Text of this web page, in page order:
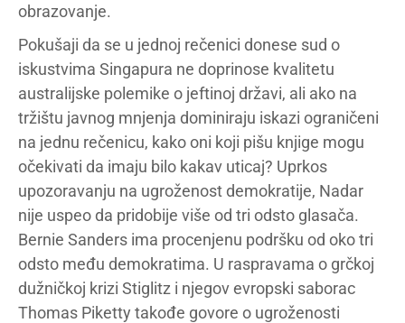
obrazovanje.
Pokušaji da se u jednoj rečenici donese sud o
iskustvima Singapura ne doprinose kvalitetu
australijske polemike o jeftinoj državi, ali ako na
tržištu javnog mnjenja dominiraju iskazi ograničeni
na jednu rečenicu, kako oni koji pišu knjige mogu
očekivati da imaju bilo kakav uticaj? Uprkos
upozoravanju na ugroženost demokratije, Nadar
nije uspeo da pridobije više od tri odsto glasača.
Bernie Sanders ima procenjenu podršku od oko tri
odsto među demokratima. U raspravama o grčkoj
dužničkoj krizi Stiglitz i njegov evropski saborac
Thomas Piketty takođe govore o ugroženosti